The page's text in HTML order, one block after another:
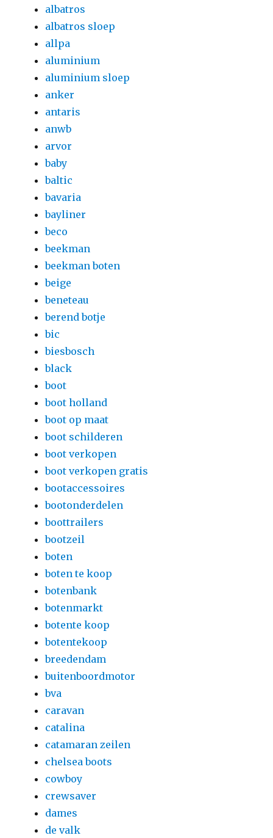
albatros
albatros sloep
allpa
aluminium
aluminium sloep
anker
antaris
anwb
arvor
baby
baltic
bavaria
bayliner
beco
beekman
beekman boten
beige
beneteau
berend botje
bic
biesbosch
black
boot
boot holland
boot op maat
boot schilderen
boot verkopen
boot verkopen gratis
bootaccessoires
bootonderdelen
boottrailers
bootzeil
boten
boten te koop
botenbank
botenmarkt
botente koop
botentekoop
breedendam
buitenboordmotor
bva
caravan
catalina
catamaran zeilen
chelsea boots
cowboy
crewsaver
dames
de valk